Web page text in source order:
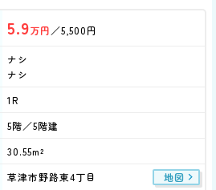
5.9万円 ／5,500円
ナシ
ナシ
1R
5階／5階建
30.55m²
草津市野路東4丁目 地図